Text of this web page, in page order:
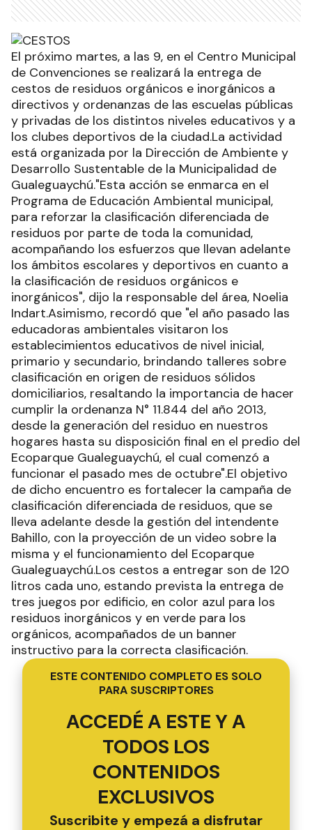
El próximo martes, a las 9, en el Centro Municipal
de Convenciones se realizará la entrega de
cestos de residuos orgánicos e inorgánicos a
directivos y ordenanzas de las escuelas públicas
y privadas de los distintos niveles educativos y a
los clubes deportivos de la ciudad.La actividad
está organizada por la Dirección de Ambiente y
Desarrollo Sustentable de la Municipalidad de
Gualeguaychú."Esta acción se enmarca en el
Programa de Educación Ambiental municipal,
para reforzar la clasificación diferenciada de
residuos por parte de toda la comunidad,
acompañando los esfuerzos que llevan adelante
los ámbitos escolares y deportivos en cuanto a
la clasificación de residuos orgánicos e
inorgánicos", dijo la responsable del área, Noelia
Indart.Asimismo, recordó que "el año pasado las
educadoras ambientales visitaron los
establecimientos educativos de nivel inicial,
primario y secundario, brindando talleres sobre
clasificación en origen de residuos sólidos
domiciliarios, resaltando la importancia de hacer
cumplir la ordenanza N° 11.844 del año 2013,
desde la generación del residuo en nuestros
hogares hasta su disposición final en el predio del
Ecoparque Gualeguaychú, el cual comenzó a
funcionar el pasado mes de octubre".El objetivo
de dicho encuentro es fortalecer la campaña de
clasificación diferenciada de residuos, que se
lleva adelante desde la gestión del intendente
Bahillo, con la proyección de un video sobre la
misma y el funcionamiento del Ecoparque
Gualeguaychú.Los cestos a entregar son de 120
litros cada uno, estando prevista la entrega de
tres juegos por edificio, en color azul para los
residuos inorgánicos y en verde para los
orgánicos, acompañados de un banner
instructivo para la correcta clasificación.
ESTE CONTENIDO COMPLETO ES SOLO
PARA SUSCRIPTORES
ACCEDÉ A ESTE Y A
TODOS LOS
CONTENIDOS
EXCLUSIVOS
Suscribite y empezá a disfrutar